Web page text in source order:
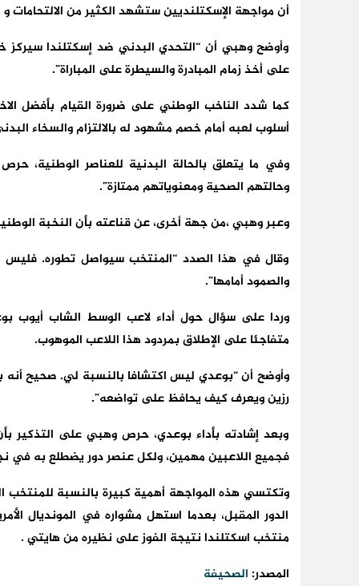
أن مواجهة الإسكتلنديين ستشهد الكثير من الالتحامات و
وأوضح وهبي أن “التحدي البدني ضد إسكتلندا سيركز
على أخذ زمام المبادرة والسيطرة على المباراة”.
كما شدد الناخب الوطني على ضرورة القيام بأفضل
أسلوب لعبه أمام خصم مشهود له بالالتزام والسخاء
وفي ما يتعلق بالحالة البدنية للعناصر الوطنية،
وحالتهم الصحية ومعنوياتهم ممتازة”.
وعبر وهبي ،من جهة أخرى، عن قناعته بأن النخبة
وقال في هذا الصدد “المنتخب سيواصل تطوره. فليس
والصمود أمامها”.
وردا على سؤال حول أداء لاعب الوسط الشاب أيوب
متفاجئا على الإطلاق بمردود هذا اللاعب الموهوب.
وأوضح أن “بوعدي ليس اكتشافا بالنسبة لي. صحيح أنه
رزين ويعرف كيف يحافظ على تواضعه”.
وبعد إشادته بأداء بوعدي، حرص وهبي على التذكير
فجميع اللاعبين مهمين، ولكل عنصر دور يضطلع به في
وتكتسي هذه المواجهة أهمية كبيرة بالنسبة
الدور المقبل، بعدما استهل مشواره في المونديال
منتخب اسكتلندا نتيجة الفوز على نظيره من هايتي .
المصدر: الصحيفة